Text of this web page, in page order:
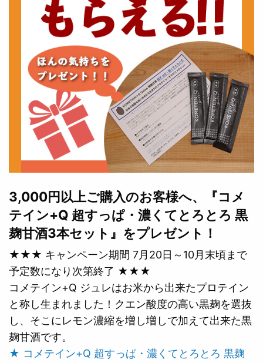
3,000円以上ご購入のお客様へ、『コメ
テイン+Q 超すっぱ・濃くてとろとろ 黒
麹甘酒3本セット』をプレゼント！
★★★ キャンペーン期間 7月20日～10月末頃まで
予定数になり次第終了 ★★★
コメテイン+Q ジュレはお米から出来たプロテイン
と称し生まれました！クエン酸度の高い黒麹を選抜
し、そこにレモン濃縮を増し増しで加えて出来た黒
麹甘酒です。
★ コメテイン+Q 超すっぱ・濃くてとろとろ 黒麹